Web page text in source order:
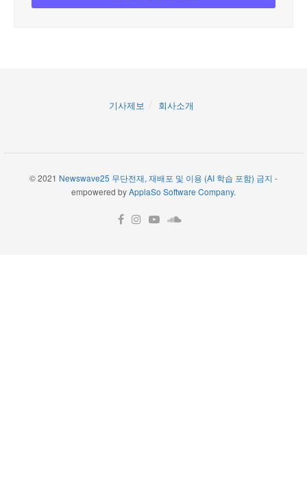
기사제보 회사소개
© 2021 Newswave25 무단전재, 재배포 및 이용 (AI 학습 포함) 금지 -
empowered byApplaSo Software Company.